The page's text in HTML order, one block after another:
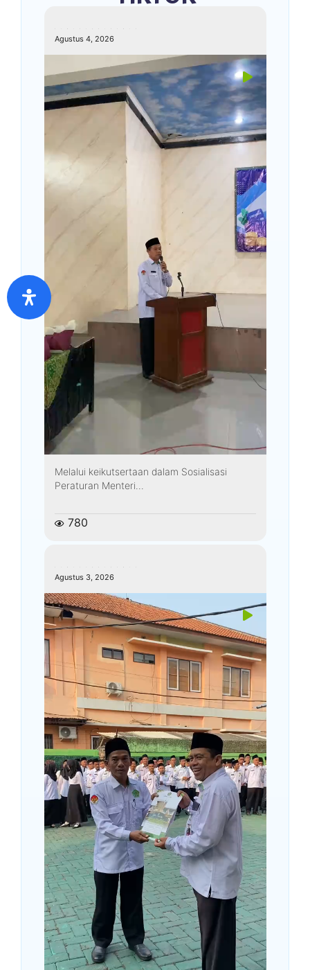
Agustus 4, 2026
Melalui keikutsertaan dalam Sosialisasi
Peraturan Menteri...
780
Agustus 3, 2026